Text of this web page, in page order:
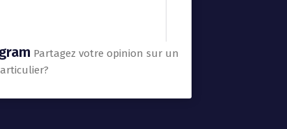
Partagez votre opinion sur un